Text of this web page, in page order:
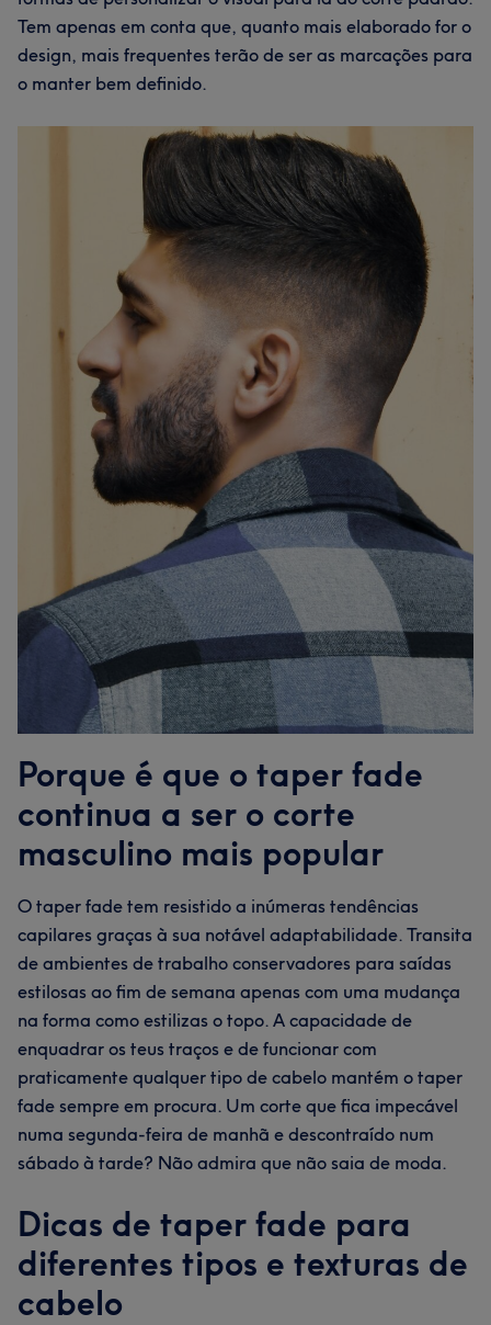
Tem apenas em conta que, quanto mais elaborado for o
design, mais frequentes terão de ser as marcações para
o manter bem definido.
Porque é que o taper fade
continua a ser o corte
masculino mais popular
O taper fade tem resistido a inúmeras tendências
capilares graças à sua notável adaptabilidade. Transita
de ambientes de trabalho conservadores para saídas
estilosas ao fim de semana apenas com uma mudança
na forma como estilizas o topo. A capacidade de
enquadrar os teus traços e de funcionar com
praticamente qualquer tipo de cabelo mantém o taper
fade sempre em procura. Um corte que fica impecável
numa segunda-feira de manhã e descontraído num
sábado à tarde? Não admira que não saia de moda.
Dicas de taper fade para
diferentes tipos e texturas de
cabelo